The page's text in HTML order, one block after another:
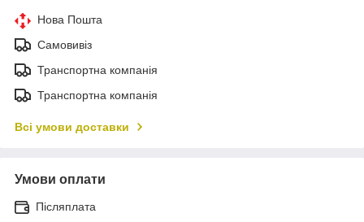
Нова Пошта
Самовивіз
Транспортна компанія
Транспортна компанія
Всі умови доставки
Умови оплати
Післяплата